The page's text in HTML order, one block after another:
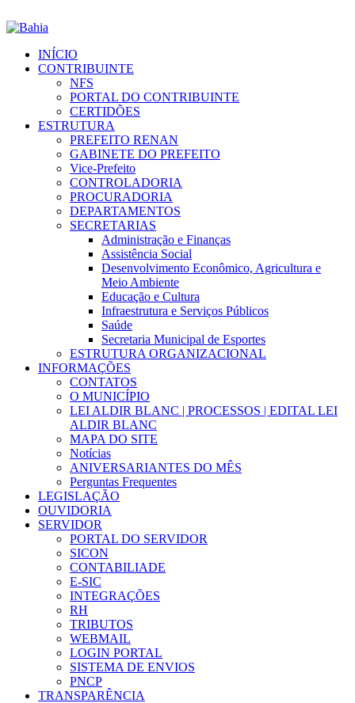
INÍCIO
CONTRIBUINTE
NFS
PORTAL DO CONTRIBUINTE
CERTIDÕES
ESTRUTURA
PREFEITO RENAN
GABINETE DO PREFEITO
Vice-Prefeito
CONTROLADORIA
PROCURADORIA
DEPARTAMENTOS
SECRETARIAS
Administração e Finanças
Assistência Social
Desenvolvimento Econômico, Agricultura e
Meio Ambiente
Educação e Cultura
Infraestrutura e Serviços Públicos
Saúde
Secretaria Municipal de Esportes
ESTRUTURA ORGANIZACIONAL
INFORMAÇÕES
CONTATOS
O MUNICÍPIO
LEI ALDIR BLANC | PROCESSOS | EDITAL LEI
ALDIR BLANC
MAPA DO SITE
Notícias
ANIVERSARIANTES DO MÊS
Perguntas Frequentes
LEGISLAÇÃO
OUVIDORIA
SERVIDOR
PORTAL DO SERVIDOR
SICON
CONTABILIADE
E-SIC
INTEGRAÇÕES
RH
TRIBUTOS
WEBMAIL
LOGIN PORTAL
SISTEMA DE ENVIOS
PNCP
TRANSPARÊNCIA